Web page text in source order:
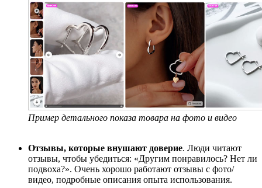
Пример детального показа товара на фото и видео
Отзывы, которые внушают доверие. Люди читают
отзывы, чтобы убедиться: «Другим понравилось? Нет ли
подвоха?». Очень хорошо работают отзывы с фото/
видео, подробные описания опыта использования.